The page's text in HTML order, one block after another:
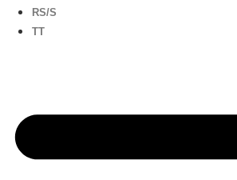
RS/S
TT